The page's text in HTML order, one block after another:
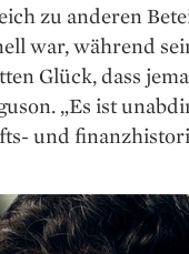
zu anderen
war, während
Glück, dass
„Es ist
und